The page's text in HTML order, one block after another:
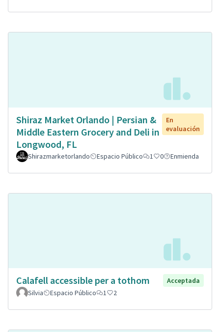
Shiraz Market Orlando | Persian &
Middle Eastern Grocery and Deli in
Longwood, FL
En
evaluación
Shirazmarketorlando Espacio Público 1 0 Enmienda
Calafell accessible per a tothom
Acceptada
Silvia
Espacio Público 1 2